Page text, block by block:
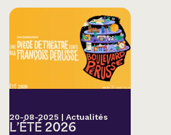
20-08-2025 | Actualités
L’ÉTÉ 2026